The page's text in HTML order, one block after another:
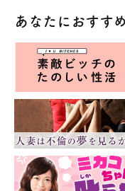
あなたにおすす